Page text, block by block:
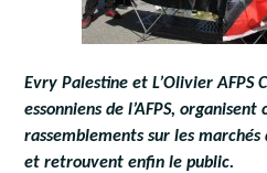
Evry Palestine et L’Olivier AFPS
essonniens de l’AFPS,
rassemblements sur les
et retrouvent enfin le public.